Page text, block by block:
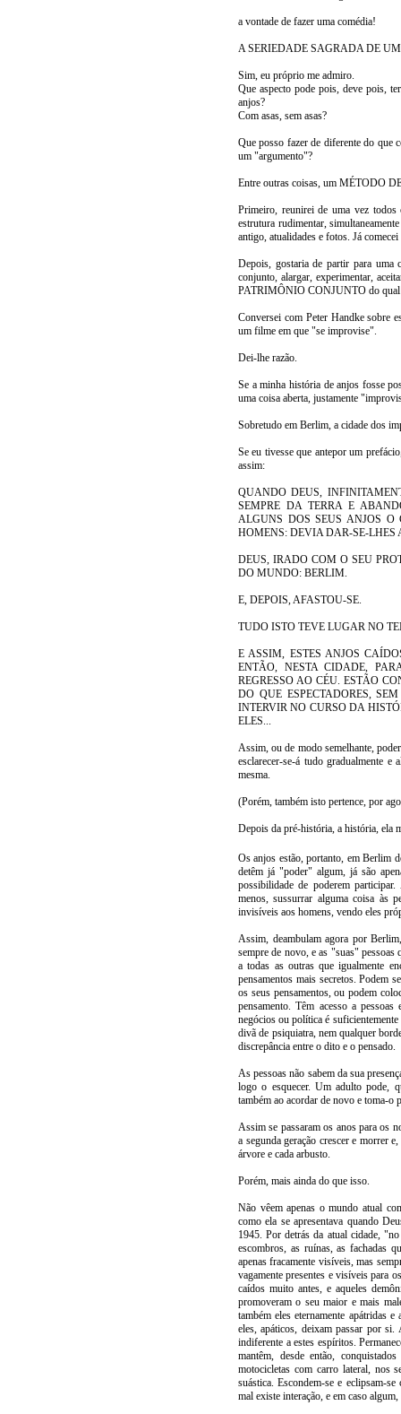
a vontade de fazer uma comédia!
A SERIEDADE SAGRADA DE
Sim, eu próprio me admiro.
Que aspecto pode pois, deve pois,
anjos?
Com asas, sem asas?
Que posso fazer de diferente do que
um "argumento"?
Entre outras coisas, um MÉTODO
Primeiro, reunirei de uma vez todos
estrutura rudimentar,
antigo, atualidades e fotos. Já
Depois, gostaria de partir para uma
conjunto, alargar, experimentar,
PATRIMÔNIO CONJUNTO do qual
Conversei com Peter Handke sobre
um filme em que "se improvise".
Dei-lhe razão.
Se a minha história de anjos fosse
uma coisa aberta, justamente
Sobretudo em Berlim, a cidade dos
Se eu tivesse que antepor um
assim:
QUANDO DEUS,
SEMPRE DA TERRA E
ALGUNS DOS SEUS ANJOS
HOMENS: DEVIA DAR-SE-
DEUS, IRADO COM O SEU
DO MUNDO: BERLIM.
E, DEPOIS, AFASTOU-SE.
TUDO ISTO TEVE LUGAR NO
E ASSIM, ESTES ANJOS
ENTÃO, NESTA CIDADE,
REGRESSO AO CÉU. ESTÃO
DO QUE ESPECTADORES,
INTERVIR NO CURSO DA
ELES...
Assim, ou de modo semelhante,
esclarecer-se-á tudo gradualmente
mesma.
(Porém, também isto pertence, por
Depois da pré-história, a história, ela
Os anjos estão, portanto, em Berlim
detêm já "poder" algum, já são
possibilidade de poderem
menos, sussurrar alguma coisa às
invisíveis aos homens, vendo eles
Assim, deambulam agora por
sempre de novo, e as "suas" pessoas
a todas as outras que igualmente
pensamentos mais secretos. Podem
os seus pensamentos, ou podem
pensamento. Têm acesso a
negócios ou política é
divã de psiquiatra, nem qualquer
discrepância entre o dito e o pensado.
As pessoas não sabem da sua
logo o esquecer. Um adulto pode,
também ao acordar de novo e toma-o
Assim se passaram os anos para os
a segunda geração crescer e morrer
árvore e cada arbusto.
Porém, mais ainda do que isso.
Não vêem apenas o mundo atual
como ela se apresentava quando
1945. Por detrás da atual cidade,
escombros, as ruínas, as fachadas
apenas fracamente visíveis, mas
vagamente presentes e visíveis para
caídos muito antes, e aqueles
promoveram o seu maior e mais
também eles eternamente apátridas
eles, apáticos, deixam passar por
indiferente a estes espíritos.
mantêm, desde então,
motocicletas com carro lateral, nos
suástica. Escondem-se e eclipsam-
mal existe interação, e em caso